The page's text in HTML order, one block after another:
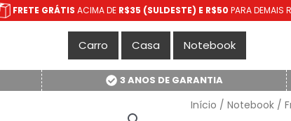
FRETE GRÁTIS ACIMA DE R$35 (SULDESTE) E R$50 PARA DEMAIS
Carro Casa Notebook
3 ANOS DE GARANTIA
Início / Notebook /